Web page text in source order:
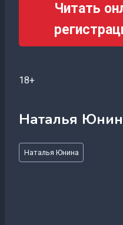
Читать
18+
Наталья
Метки
записи:
Наталья Юнина